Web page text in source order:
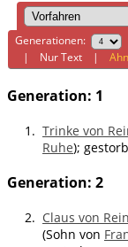
Generationen:
| Nur Text |
Generation: 1
1. Trinke von
Ruhe);
Generation: 2
2. Claus von Rein
(Sohn von